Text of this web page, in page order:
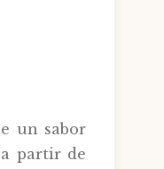
un sabor
partir de